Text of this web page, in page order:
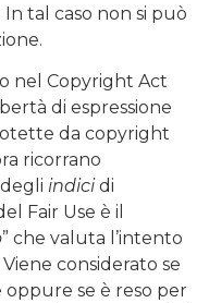
tal caso non si può
nel Copyright Act
di espressione
da copyright
ricorrano
indicidi
Fair Use è il
” che valuta l’intento
considerato se
oppure se è reso per